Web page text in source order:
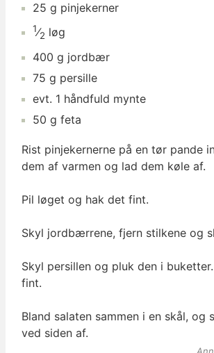
25 g pinjekerner
1⁄2 løg
400 g jordbær
75 g persille
evt. 1 håndfuld mynte
50 g feta
Rist pinjekernerne på en tør pande
dem af varmen og lad dem køle af.
Pil løget og hak det fint.
Skyl jordbærrene, fjern stilkene og
Skyl persillen og pluk den i
fint.
Bland salaten sammen i en skål,
ved siden af.